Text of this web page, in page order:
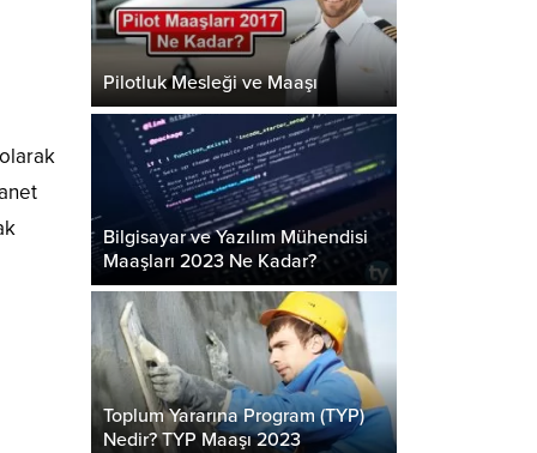
Pilotluk Mesleği ve Maaşı
Bilgisayar ve Yazılım Mühendisi
Maaşları 2023 Ne Kadar?
Toplum Yararına Program (TYP)
Nedir? TYP Maaşı 2023